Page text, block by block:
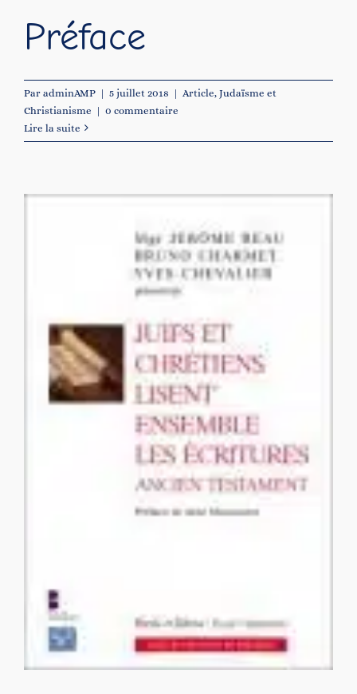
Préface
Par adminAMP | 5 juillet 2018 | Article, Judaïsme et
Christianisme | 0 commentaire
Lire la suite